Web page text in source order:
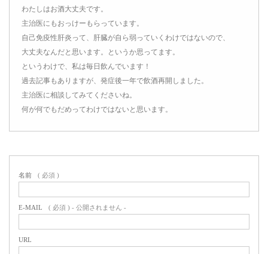
わたしはお酒大丈夫です。
主治医にもおっけーもらっています。
自己免疫性肝炎って、肝臓が自ら弱っていくわけではないので、
大丈夫なんだと思います。というか思ってます。
というわけで、私は毎日飲んでいます！
過去記事もありますが、発症後一年で飲酒再開しました。
主治医に相談してみてくださいね。
何が何でもだめってわけではないと思います。
名前 ( 必須 )
E-MAIL ( 必須 ) - 公開されません -
URL